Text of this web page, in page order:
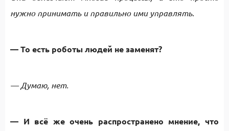
нужно принимать и правильно ими управлять.
— То есть роботы людей не заменят?
— Думаю, нет.
— И всё же очень распространено мнение, что